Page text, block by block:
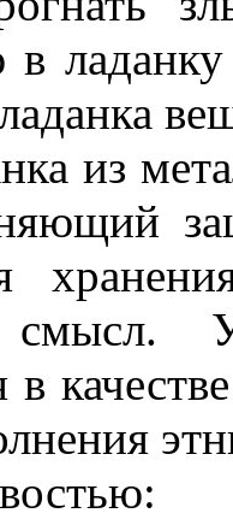
в
из
в